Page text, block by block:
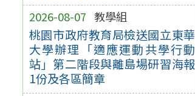
2026-08-07 教學組
桃園市政府教育局檢送國立東華
大學辦理「適應運動共學行動
站」第二階段與離島場研習海報
1份及各區簡章